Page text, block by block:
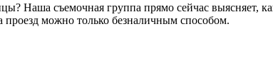
Наша съемочная группа прямо сейчас выясняет,
проезд можно только безналичным способом.